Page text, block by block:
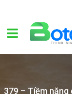
379 – Tiềm